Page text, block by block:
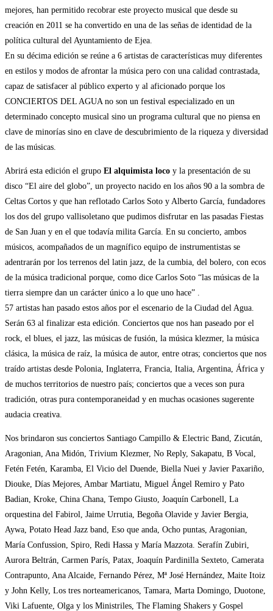
mejores, han permitido recobrar este proyecto musical que desde su
creación en 2011 se ha convertido en una de las señas de identidad de la
política cultural del Ayuntamiento de Ejea.
En su décima edición se reúne a 6 artistas de características muy diferentes
en estilos y modos de afrontar la música pero con una calidad contrastada,
capaz de satisfacer al público experto y al aficionado porque los
CONCIERTOS DEL AGUA no son un festival especializado en un
determinado concepto musical sino un programa cultural que no piensa en
clave de minorías sino en clave de descubrimiento de la riqueza y diversidad
de las músicas.
Abrirá esta edición el grupo El alquimista loco y la presentación de su
disco “El aire del globo”, un proyecto nacido en los años 90 a la sombra de
Celtas Cortos y que han reflotado Carlos Soto y Alberto García, fundadores
los dos del grupo vallisoletano que pudimos disfrutar en las pasadas Fiestas
de San Juan y en el que todavía milita García. En su concierto, ambos
músicos, acompañados de un magnífico equipo de instrumentistas se
adentrarán por los terrenos del latin jazz, de la cumbia, del bolero, con ecos
de la música tradicional porque, como dice Carlos Soto “las músicas de la
tierra siempre dan un carácter único a lo que uno hace” .
57 artistas han pasado estos años por el escenario de la Ciudad del Agua.
Serán 63 al finalizar esta edición. Conciertos que nos han paseado por el
rock, el blues, el jazz, las músicas de fusión, la música klezmer, la música
clásica, la música de raíz, la música de autor, entre otras; conciertos que nos
traído artistas desde Polonia, Inglaterra, Francia, Italia, Argentina, África y
de muchos territorios de nuestro país; conciertos que a veces son pura
tradición, otras pura contemporaneidad y en muchas ocasiones sugerente
audacia creativa.
Nos brindaron sus conciertos Santiago Campillo & Electric Band, Zicután,
Aragonian, Ana Midón, Trivium Klezmer, No Reply, Sakapatu, B Vocal,
Fetén Fetén, Karamba, El Vicio del Duende, Biella Nuei y Javier Paxariño,
Diouke, Días Mejores, Ambar Martiatu, Miguel Ángel Remiro y Pato
Badian, Kroke, China Chana, Tempo Giusto, Joaquín Carbonell, La
orquestina del Fabirol, Jaime Urrutia, Begoña Olavide y Javier Bergia,
Aywa, Potato Head Jazz band, Eso que anda, Ocho puntas, Aragonian,
María Confussion, Spiro, Redi Hassa y María Mazzota. Serafín Zubiri,
Aurora Beltrán, Carmen París, Patax, Joaquín Pardinilla Sexteto, Camerata
Contrapunto, Ana Alcaide, Fernando Pérez, Mª José Hernández, Maite Itoiz
y John Kelly, Los tres norteamericanos, Tamara, Marta Domingo, Duotone,
Viki Lafuente, Olga y los Ministriles, The Flaming Shakers y Gospel